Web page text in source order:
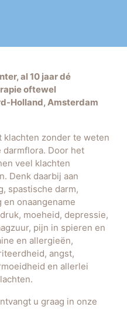
al 10 jaar dé
oftewel
Holland, Amsterdam
klachten zonder te weten
darmflora. Door het
veel klachten
Denk daarbij aan
spastische darm,
onaangename
moeheid, depressie,
pijn in spieren en
en allergieën,
angst,
en allerlei
u graag in onze